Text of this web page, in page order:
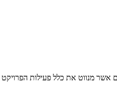
מנווט את כלל פעילות הפרויקט